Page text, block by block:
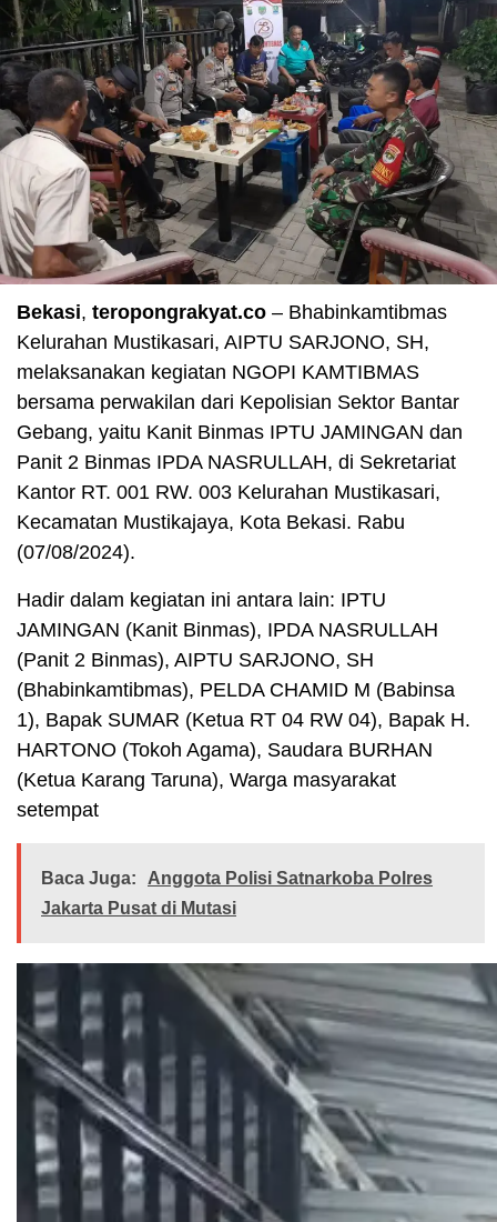
Bekasi, teropongrakyat.co – Bhabinkamtibmas
Kelurahan Mustikasari, AIPTU SARJONO, SH,
melaksanakan kegiatan NGOPI KAMTIBMAS
bersama perwakilan dari Kepolisian Sektor Bantar
Gebang, yaitu Kanit Binmas IPTU JAMINGAN dan
Panit 2 Binmas IPDA NASRULLAH, di Sekretariat
Kantor RT. 001 RW. 003 Kelurahan Mustikasari,
Kecamatan Mustikajaya, Kota Bekasi. Rabu
(07/08/2024).
Hadir dalam kegiatan ini antara lain: IPTU
JAMINGAN (Kanit Binmas), IPDA NASRULLAH
(Panit 2 Binmas), AIPTU SARJONO, SH
(Bhabinkamtibmas), PELDA CHAMID M (Babinsa
1), Bapak SUMAR (Ketua RT 04 RW 04), Bapak H.
HARTONO (Tokoh Agama), Saudara BURHAN
(Ketua Karang Taruna), Warga masyarakat
setempat
Baca Juga:
Anggota Polisi Satnarkoba Polres
Jakarta Pusat di Mutasi